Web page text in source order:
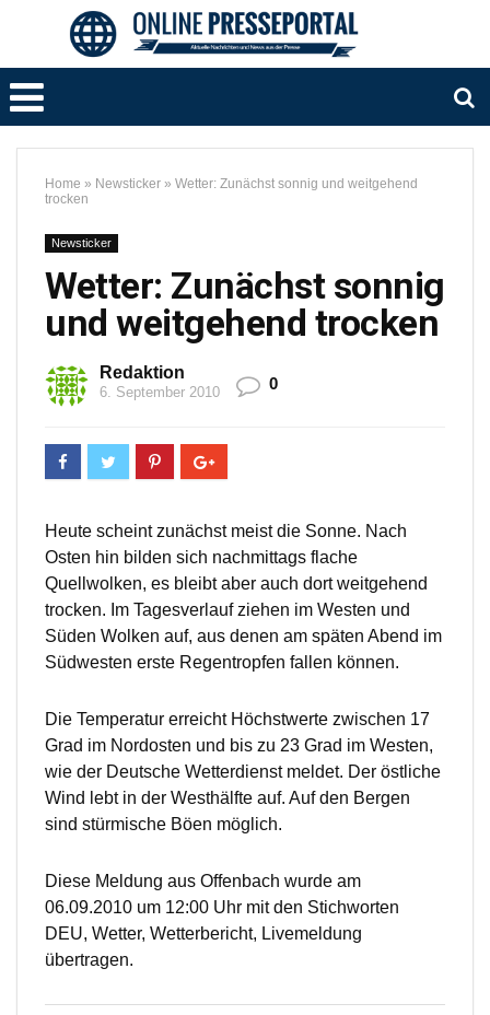
Home » Newsticker » Wetter: Zunächst sonnig und weitgehend
trocken
Newsticker
Wetter: Zunächst sonnig
und weitgehend trocken
Redaktion
6. September 2010 0
Heute scheint zunächst meist die Sonne. Nach
Osten hin bilden sich nachmittags flache
Quellwolken, es bleibt aber auch dort weitgehend
trocken. Im Tagesverlauf ziehen im Westen und
Süden Wolken auf, aus denen am späten Abend im
Südwesten erste Regentropfen fallen können.
Die Temperatur erreicht Höchstwerte zwischen 17
Grad im Nordosten und bis zu 23 Grad im Westen,
wie der Deutsche Wetterdienst meldet. Der östliche
Wind lebt in der Westhälfte auf. Auf den Bergen
sind stürmische Böen möglich.
Diese Meldung aus Offenbach wurde am
06.09.2010 um 12:00 Uhr mit den Stichworten
DEU, Wetter, Wetterbericht, Livemeldung
übertragen.